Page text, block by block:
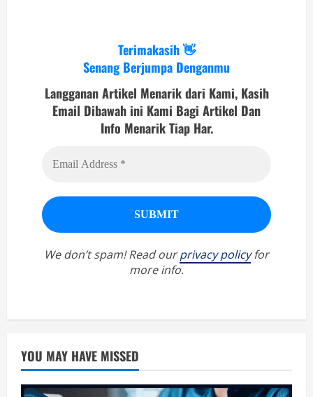
Terimakasih 👋
Senang Berjumpa Denganmu
Langganan Artikel Menarik dari Kami, Kasih
Email Dibawah ini Kami Bagi Artikel Dan
Info Menarik Tiap Har.
We don’t spam! Read ourprivacy policyfor
more info.
YOU MAY HAVE MISSED